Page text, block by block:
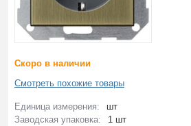
Скоро в наличии
Смотреть похожие товары
Единица измерения:
шт
Заводская упаковка:
1 шт